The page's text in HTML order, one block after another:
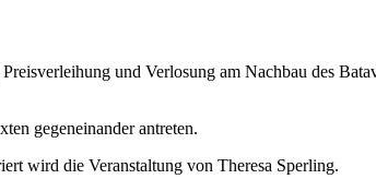
und Verlosung am Nachbau des
gegeneinander antreten.
wird die Veranstaltung von Theresa Sperling.